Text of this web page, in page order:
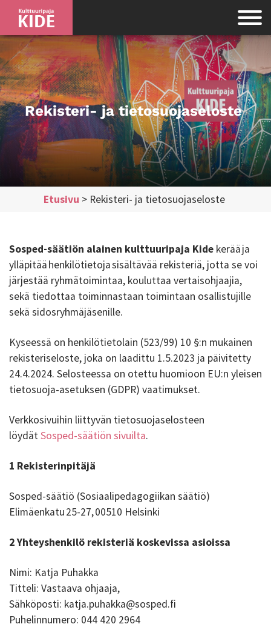
Rekisteri- ja tietosuojaseloste
Etusivu > Rekisteri- ja tietosuojaseloste
Sosped-säätiön alainen kulttuuripaja Kide kerää ja
ylläpitää henkilötietoja sisältävää rekisteriä, jotta se voi
järjestää ryhmätoimintaa, kouluttaa vertaisohjaajia,
sekä tiedottaa toiminnastaan toimintaan osallistujille
sekä sidosryhmäjäsenille.
Kyseessä on henkilötietolain (523/99) 10 §:n mukainen
rekisteriseloste, joka on laadittu 1.5.2023 ja päivitetty
24.4.2024. Selosteessa on otettu huomioon EU:n yleisen
tietosuoja-asetuksen (GDPR) vaatimukset.
Verkkosivuihin liittyvän tietosuojaselosteen
löydätSosped-säätiön sivuilta.
1 Rekisterinpitäjä
Sosped-säätiö (Sosiaalipedagogiikan säätiö)
Elimäenkatu 25-27, 00510 Helsinki
2 Yhteyshenkilö rekisteriä koskevissa asioissa
Nimi: Katja Puhakka
Titteli: Vastaava ohjaaja,
Sähköposti: katja.puhakka@sosped.fi
Puhelinnumero: 044 420 2964